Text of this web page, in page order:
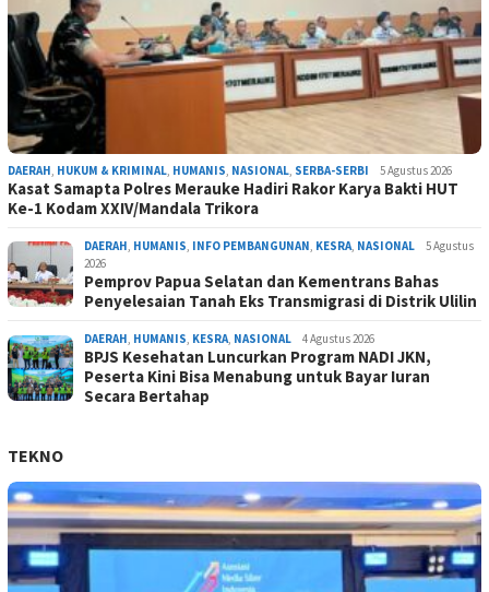
DAERAH, HUKUM & KRIMINAL, HUMANIS, NASIONAL, SERBA-SERBI 5 Agustus 2026
Kasat Samapta Polres Merauke Hadiri Rakor Karya Bakti HUT
Ke-1 Kodam XXIV/Mandala Trikora
DAERAH, HUMANIS, INFO PEMBANGUNAN, KESRA, NASIONAL
5 Agustus
2026
Pemprov Papua Selatan dan Kementrans Bahas
Penyelesaian Tanah Eks Transmigrasi di Distrik Ulilin
DAERAH, HUMANIS, KESRA, NASIONAL 4 Agustus 2026
BPJS Kesehatan Luncurkan Program NADI JKN,
Peserta Kini Bisa Menabung untuk Bayar Iuran
Secara Bertahap
TEKNO